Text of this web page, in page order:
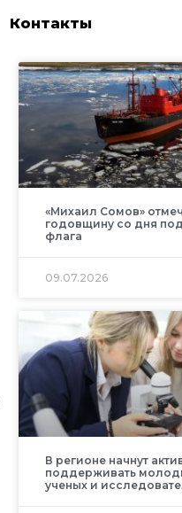
Контакты
«Михаил Сомов»
годовщину со дня
флага
09.07.2026
В регионе начнут
поддерживать
ученых и